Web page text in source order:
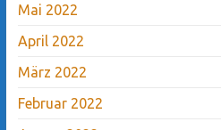
Mai 2022
April 2022
März 2022
Februar 2022